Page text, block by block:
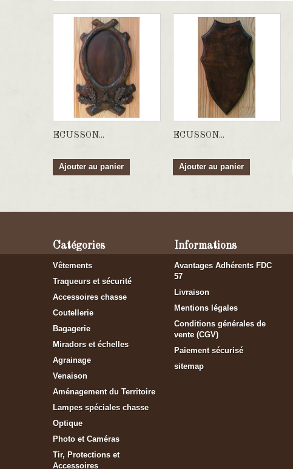
ECUSSON...
Ajouter au panier
ECUSSON...
Ajouter au panier
Catégories
Vêtements
Traqueurs et sécurité
Accessoires chasse
Coutellerie
Bagagerie
Miradors et échelles
Agrainage
Venaison
Aménagement du Territoire
Lampes spéciales chasse
Optique
Photo et Caméras
Tir, Protections et
Accessoires
Informations
Avantages Adhérents FDC
57
Livraison
Mentions légales
Conditions générales de
vente (CGV)
Paiement sécurisé
sitemap